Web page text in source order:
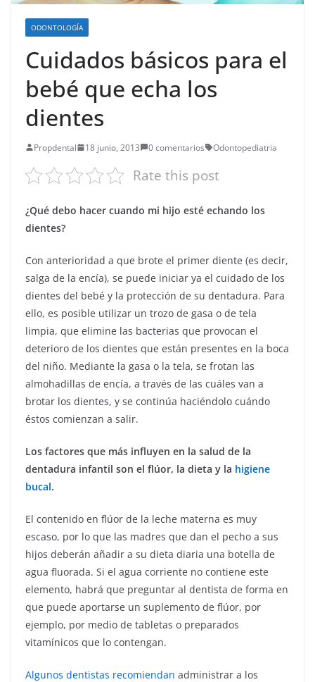
ODONTOLOGÍA
Cuidados básicos para el
bebé que echa los
dientes
Propdental 18 junio, 2013 0 comentarios Odontopediatria
Rate this post
¿Qué debo hacer cuando mi hijo esté echando los
dientes?
Con anterioridad a que brote el primer diente (es decir,
salga de la encía), se puede iniciar ya el cuidado de los
dientes del bebé y la protección de su dentadura. Para
ello, es posible utilizar un trozo de gasa o de tela
limpia, que elimine las bacterias que provocan el
deterioro de los dientes que están presentes en la boca
del niño. Mediante la gasa o la tela, se frotan las
almohadillas de encía, a través de las cuáles van a
brotar los dientes, y se continúa haciéndolo cuándo
éstos comienzan a salir.
Los factores que más influyen en la salud de la
dentadura infantil son el flúor, la dieta y la higiene
bucal.
El contenido en flúor de la leche materna es muy
escaso, por lo que las madres que dan el pecho a sus
hijos deberán añadir a su dieta diaria una botella de
agua fluorada. Si el agua corriente no contiene este
elemento, habrá que preguntar al dentista de forma en
que puede aportarse un suplemento de flúor, por
ejemplo, por medio de tabletas o preparados
vitamínicos que lo contengan.
Algunos dentistas recomiendan administrar a los